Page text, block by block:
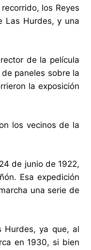
los Reyes
Las Hurdes, y una
de la película
paneles sobre la
la exposición
los vecinos de la
de junio de 1922,
Esa expedición
una serie de
Hurdes, ya que, al
en 1930, si bien